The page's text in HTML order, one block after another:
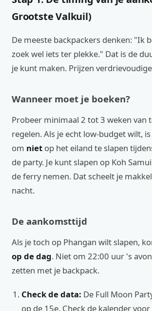
Grootste Valkuil)
De meeste backpackers denken: "Ik
zoek wel iets ter plekke." Dat is de
je kunt maken. Prijzen
Wanneer moet je boeken?
Probeer minimaal 2 tot 3 weken van
regelen. Als je echt low-budget wilt,
om niet op het eiland te slapen
de party. Je kunt slapen op Koh
de ferry nemen. Dat scheelt je
nacht.
De aankomsttijd
Als je toch op Phangan wilt slapen,
op de dag. Niet om 22:00 uur 's
zetten met je backpack.
Check de data: De Full Moon
op de 15e. Check de kalender